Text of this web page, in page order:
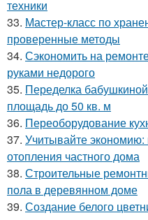
техники
33. Мастер-класс по
проверенные методы
34. Сэкономить на
руками недорого
35. Переделка
площадь до 50 кв. м
36. Переоборудование
37. Учитывайте экономию:
отопления частного дома
38. Строительные
пола в деревянном доме
39. Создание белого